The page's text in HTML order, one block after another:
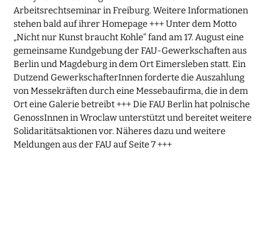
Arbeitsrechtseminar in Freiburg. Weitere Informationen
stehen bald auf ihrer Homepage +++ Unter dem Motto
„Nicht nur Kunst braucht Kohle“ fand am 17. August eine
gemeinsame Kundgebung der FAU-Gewerkschaften aus
Berlin und Magdeburg in dem Ort Eimersleben statt. Ein
Dutzend GewerkschafterInnen forderte die Auszahlung
von Messekräften durch eine Messebaufirma, die in dem
Ort eine Galerie betreibt +++ Die FAU Berlin hat polnische
GenossInnen in Wroclaw unterstützt und bereitet weitere
Solidaritätsaktionen vor. Näheres dazu und weitere
Meldungen aus der FAU auf Seite 7 +++